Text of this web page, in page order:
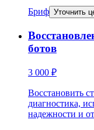
Бриф Уточнить
ботов
3 000 ₽
Восстановить
диагностика,
надежности и